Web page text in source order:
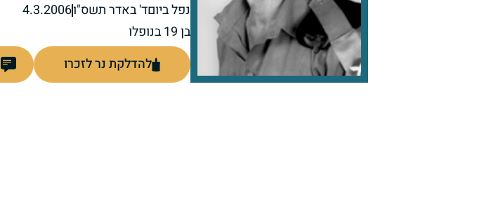
נפל ביוםד' באדר תשס"ו4.3.2006
בן 19 בנופלו
להדלקת נר לזכרו